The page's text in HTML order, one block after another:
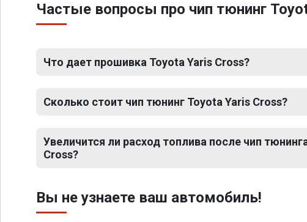
Частые вопросы про чип тюнинг
Что дает прошивка Toyota Yaris Cross?
Сколько стоит чип тюнинг Toyota Yaris Cross?
Увеличится ли расход топлива после чип
Cross?
Вы не узнаете ваш автомобиль!